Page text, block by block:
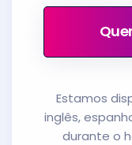
Estamos
inglês,
durante o